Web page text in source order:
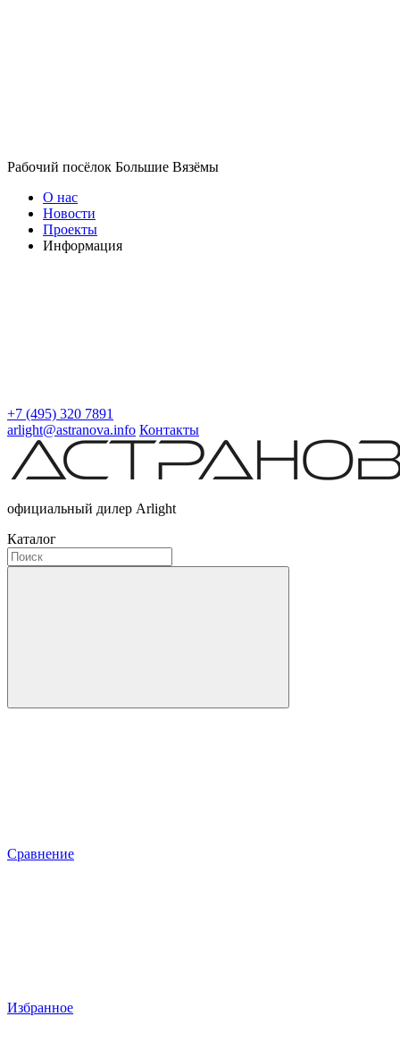
Рабочий посёлок Большие Вязёмы
О нас
Новости
Проекты
Информация
+7 (495) 320 7891
arlight@astranova.info Контакты
официальный дилер Arlight
Каталог
Сравнение
Избранное